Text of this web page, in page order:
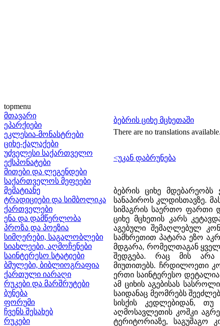
topmenu
მთავარი
ეპარქიები
ეკლესია-მონასტრები
ციხე-ქალაქები
უძველესი საქართველო
ექსპონატები
მითები და ლეგენდები
საქართველოს მეფეები
მემატიანე
ტრადიციები და სიმბოლიკა
ქართველები
ენა და დამწერლობა
პროზა და პოეზია
სიმღერები, საგალობლები
სიახლეები, აღმოჩენები
საინტერესო სტატიები
ბმულები, ბიბლიოგრაფია
ქართული იარაღი
რუკები და მარშრუტები
ბუნება
ფორუმი
ჩვენს შესახებ
რუკები
ბებრის ციხე მცხეთაში
There are no translations
<უკან დაბრუნება
ბებრის ციხე
სანაპიროს კლდისთავზე.
სიმაგრის საერთო ფართი
ციხე მცხეთის კარს
აგებული შემაღლებულ
სამხრეთით პატარა ეზო
მდგარა, რომელთაგან
შედგება. რაც მის არა
მიუთითებს. ჩრდილოეთი
ერთი საინტერესო
ამ ციხის აგებისას
საიდანაც მეომრებს
სისქის კედლებიდან,
აღმოსავლეთის კოშკი
ტერიტორიაზე, საგუშაგო